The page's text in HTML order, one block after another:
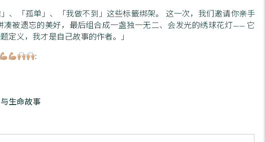
、「孤单」、「我做不到」这些标籤绑架。 这一次，我们邀请你亲手
被遗忘的美好，最后组合成一盏独一无二、会发光的绣球花灯—— 它
定义，我才是自己故事的作者。」
:
生命故事